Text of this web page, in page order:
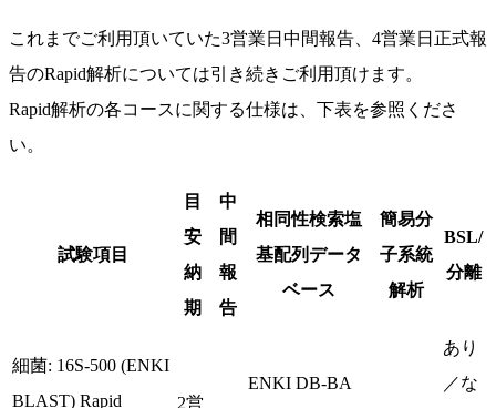
これまでご利用頂いていた3営業日中間報告、4営業日正式報
告のRapid解析については引き続きご利用頂けます。
Rapid解析の各コースに関する仕様は、下表を参照くださ
い。
試験項目
目
安
納
期
中
間
報
告
相同性検索塩
基配列データ
ベース
簡易分
子系統
解析
BSL/
分離
細菌: 16S-500 (ENKI
BLAST) Rapid
2営
ENKI DB-BA
あり
／な